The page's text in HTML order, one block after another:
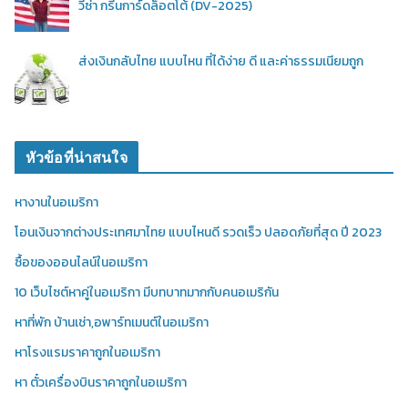
วีซ่า กรีนการ์ดล็อตโต้ (DV-2025)
ส่งเงินกลับไทย แบบไหน ที่ได้ง่าย ดี และค่าธรรมเนียมถูก
หัวข้อที่น่าสนใจ
หางานในอเมริกา
โอนเงินจากต่างประเทศมาไทย แบบไหนดี รวดเร็ว ปลอดภัยที่สุด ปี 2023
ซื้อของออนไลน์ในอเมริกา
10 เว็บไซต์หาคู่ในอเมริกา มีบทบาทมากกับคนอเมริกัน
หาที่พัก บ้านเช่า,อพาร์ทเมนต์ในอเมริกา
หาโรงแรมราคาถูกในอเมริกา
หา ตั๋วเครื่องบินราคาถูกในอเมริกา